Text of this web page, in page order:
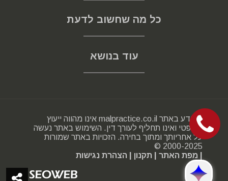
כל מה שחשוב לדעת
עוד בנושא
המידע באתר malpractice.co.il אינו מהווה ייעוץ
משפטי ואינו תחליף לעורך דין. השימוש באתר נעשה
על אחריותך ומתוך בחירה. הזכויות באתר שמורות
2000-2025 ©
| מפת האתר
| תקנון | הצהרת נגישות